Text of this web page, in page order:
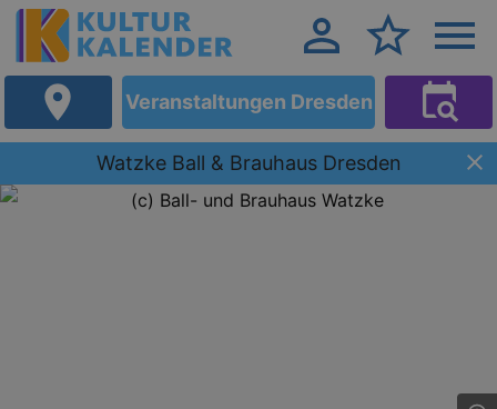
Veranstaltungen Dresden
Watzke Ball & Brauhaus Dresden